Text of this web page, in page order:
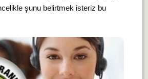
şunu belirtmek isteriz bu